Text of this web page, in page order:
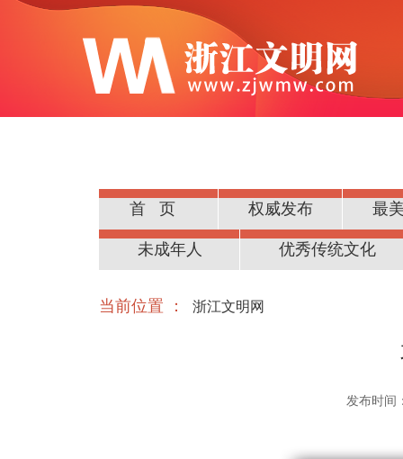
首页 权威发布 最
公民道德
未成年人 优秀传统文化
当前位置 ： 浙江文明网
发布时间